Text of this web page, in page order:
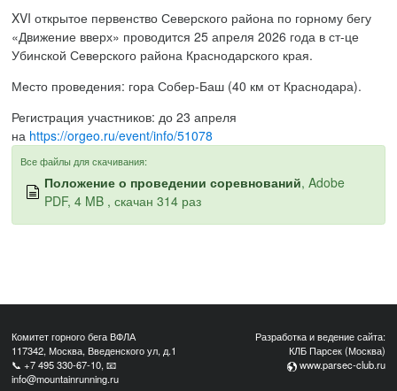
XVI открытое первенство Северского района по горному бегу
«Движение вверх» проводится 25 апреля 2026 года в ст-це
Убинской Северского района Краснодарского края.
Место проведения: гора Собер-Баш (40 км от Краснодара).
Регистрация участников: до 23 апреля
на https://orgeo.ru/event/info/51078
Все файлы для скачивания:
Положение о проведении соревнований, Adobe
PDF, 4 MB , скачан 314 раз
Комитет горного бега ВФЛА
117342, Москва, Введенского ул, д.1
📞+7 495 330-67-10, 📧
info@mountainrunning.ru
Разработка и ведение сайта:
КЛБ Парсек (Москва)
www.parsec-club.ru